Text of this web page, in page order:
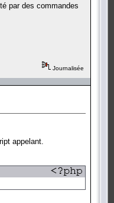
par des commandes
Journalisée
appelant.